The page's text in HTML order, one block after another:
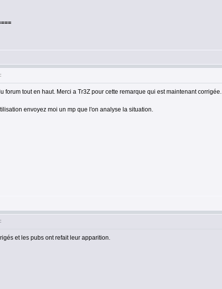
forum tout en haut. Merci a Tr3Z pour cette remarque qui est maintenant corrigée.
envoyez moi un mp que l'on analyse la situation.
et les pubs ont refait leur apparition.